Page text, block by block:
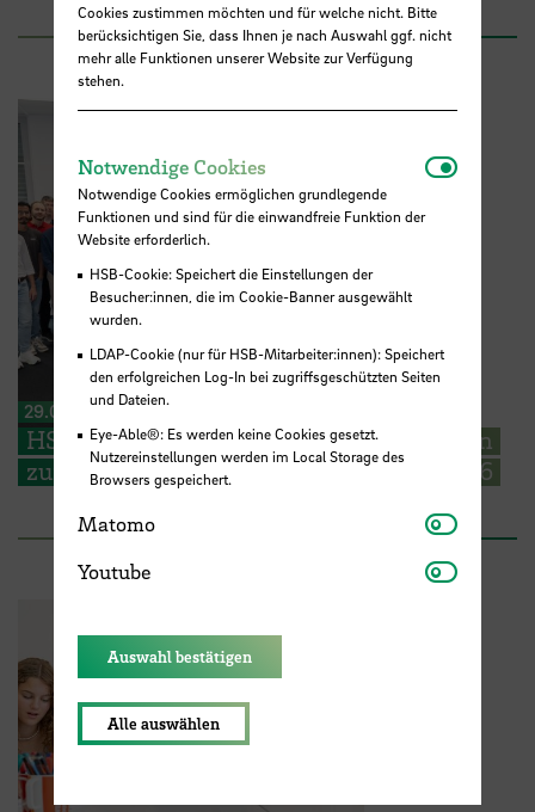
29.06.2026
HSB begrüßt EMSS Studierende aus Polen
zum Start der EMSS-Industry Week 2026
Cookies zustimmen möchten und für welche nicht. Bitte
berücksichtigen Sie, dass Ihnen je nach Auswahl ggf. nicht
mehr alle Funktionen unserer Website zur Verfügung
stehen.
Notwendige Cookies
Notwendige Cookies ermöglichen grundlegende
Funktionen und sind für die einwandfreie Funktion der
Website erforderlich.
HSB-Cookie: Speichert die Einstellungen der
Besucher:innen, die im Cookie-Banner ausgewählt
wurden.
LDAP-Cookie (nur für HSB-Mitarbeiter:innen): Speichert
den erfolgreichen Log-In bei zugriffsgeschützten Seiten
und Dateien.
Eye-Able®: Es werden keine Cookies gesetzt.
Nutzereinstellungen werden im Local Storage des
Browsers gespeichert.
Matomo Matomo
Youtube Youtube
Auswahl bestätigen
Alle auswählen